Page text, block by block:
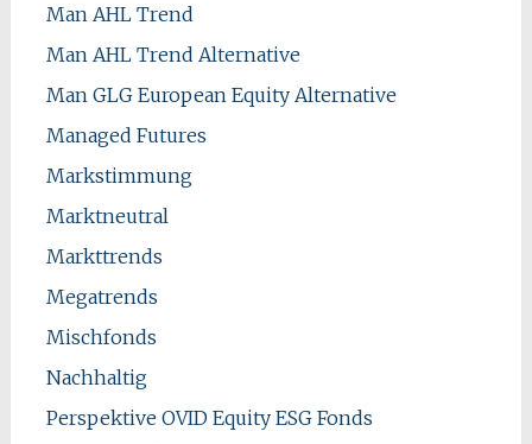
Man AHL Trend
Man AHL Trend Alternative
Man GLG European Equity Alternative
Managed Futures
Markstimmung
Marktneutral
Markttrends
Megatrends
Mischfonds
Nachhaltig
Perspektive OVID Equity ESG Fonds